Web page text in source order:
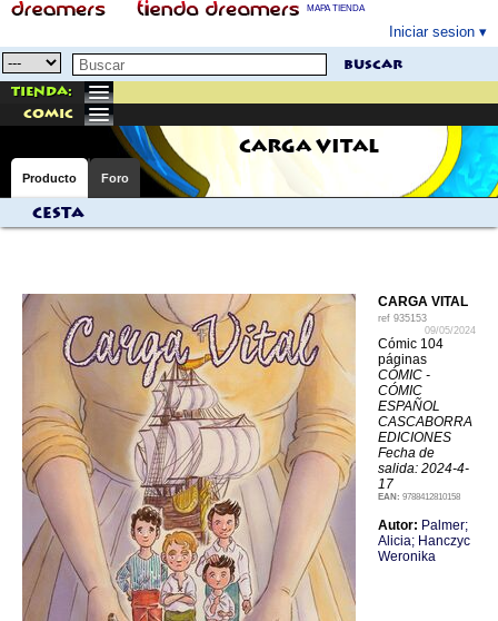
MAPA TIENDA
Iniciar sesion
buscar
Tienda:
comic
CARGA VITAL
Producto Foro
Cesta
CARGA VITAL
ref 935153
09/05/2024
Cómic 104
páginas
CÓMIC -
CÓMIC
ESPAÑOL
CASCABORRA
EDICIONES
Fecha de
salida: 2024-4-
17
EAN: 9788412810158
Autor: Palmer;
Alicia; Hanczyc
Weronika